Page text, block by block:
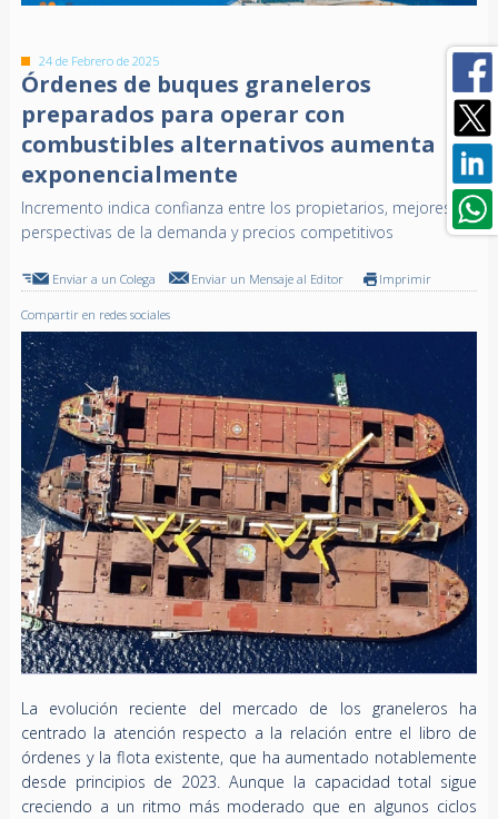
24 de Febrero de 2025
Órdenes de buques graneleros
preparados para operar con
combustibles alternativos aumenta
exponencialmente
Incremento indica confianza entre los propietarios, mejores
perspectivas de la demanda y precios competitivos
Enviar a un Colega Enviar un Mensaje al Editor Imprimir
Compartir en redes sociales
La evolución reciente del mercado de los graneleros ha
centrado la atención respecto a la relación entre el libro de
órdenes y la flota existente, que ha aumentado notablemente
desde principios de 2023. Aunque la capacidad total sigue
creciendo a un ritmo más moderado que en algunos ciclos